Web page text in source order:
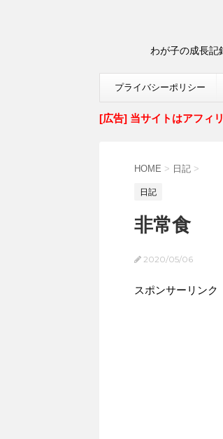
わが子の成長記
プライバシーポリシー
[広告] 当サイトはアフィ
HOME > 日記 >
日記
非常食
2020/05/06
スポンサーリンク